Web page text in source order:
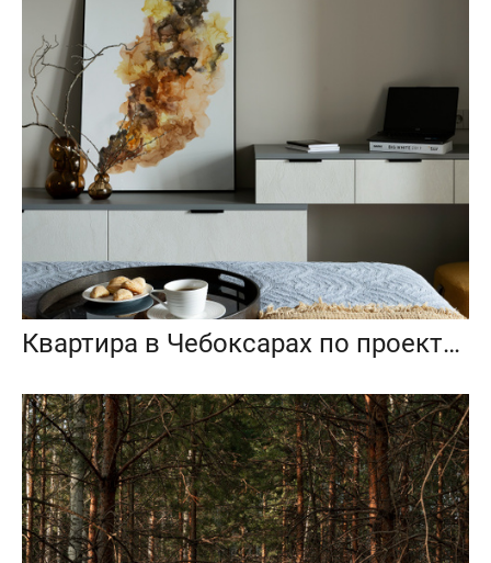
Квартира в Чебоксарах по проекту Ирины Яковлевой